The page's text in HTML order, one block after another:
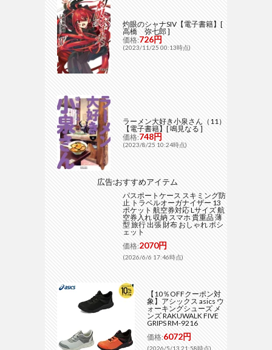
灼眼のシャナSIV【電子書籍】[
高橋 弥七郎 ]
価格:726円
(2023/11/25 00:13時点)
ラーメン大好き小泉さん（11）
【電子書籍】[ 鳴見なる ]
価格:748円
(2023/8/25 10:24時点)
広告:おすすめアイテム
パスポートケース スキミング防
止 トラベルオーガナイザー 13
ポケット 航空券対応 Lサイズ 航
空券入れ 収納 スマホ 貴重品 薄
型 旅行 出張 財布 おしゃれ ポシ
ェット
価格:2070円
(2026/6/6 17:46時点)
【10％OFFクーポン対
象】アシックス asics ウ
ォーキングシューズ メ
ンズ RAKUWALK FIVE
GRIPS RM-9216
価格:6072円
(2026/5/13 21:58時点)